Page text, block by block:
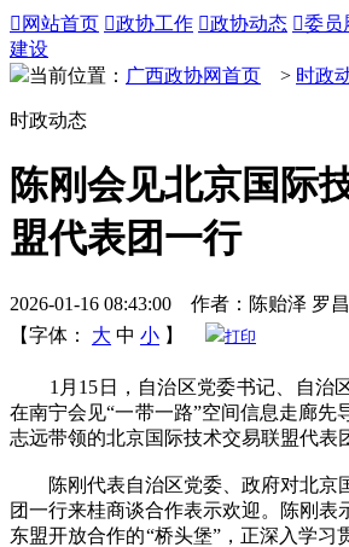
 网站首页 政协工作 政协动态 委员
建设
当前位置： 广西政协网首页 > 时政
时政动态
陈刚会见北京国际
盟代表团一行
2026-01-16 08:43:00 作者：陈贻泽 罗
【字体：
大 中 小 】 打印
1月15日，自治区党委书记、自治
在南宁会见“一带一路”空间信息走廊先
志远带领的北京国际技术交易联盟代表
陈刚代表自治区党委、政府对北京
团一行来桂商谈合作表示欢迎。陈刚表
东盟开放合作的“桥头堡”，正深入学习